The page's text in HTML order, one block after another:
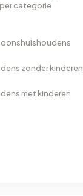
categorie
zonder kinderen
met kinderen